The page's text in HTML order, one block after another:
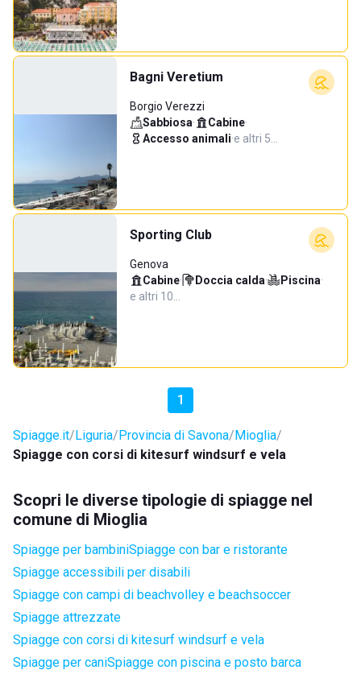
Bagni Veretium
Borgio Verezzi
Sabbiosa· Cabine·
Accesso animali·e altri 5…
Sporting Club
Genova
Cabine· Doccia calda· Piscina·
e altri 10…
1
Spiagge.it Liguria Provincia di Savona Mioglia
Spiagge con corsi di kitesurf windsurf e vela
Scopri le diverse tipologie di spiagge nel
comune di Mioglia
Spiagge per bambiniSpiagge con bar e ristorante
Spiagge accessibili per disabili
Spiagge con campi di beachvolley e beachsoccer
Spiagge attrezzate
Spiagge con corsi di kitesurf windsurf e vela
Spiagge per caniSpiagge con piscina e posto barca